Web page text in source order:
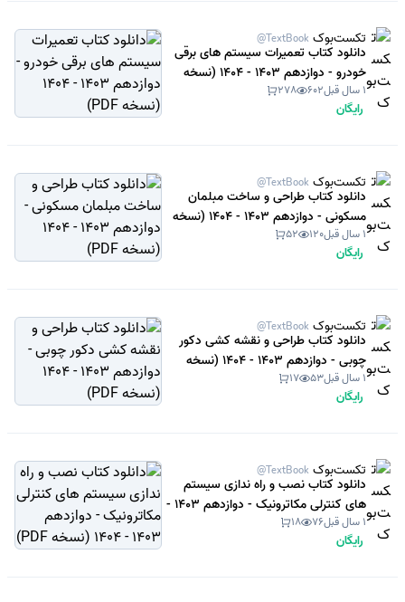
تکست‌بوک @TextBook
دانلود کتاب تعمیرات سیستم های برقی
خودرو - دوازدهم 1403 - 1404 (نسخه
PDF)1 سال قبل 602
278
رایگان
تکست‌بوک @TextBook
دانلود کتاب طراحی و ساخت مبلمان
مسکونی - دوازدهم 1403 - 1404 (نسخه
PDF)1 سال قبل 120
52
رایگان
تکست‌بوک @TextBook
دانلود کتاب طراحی و نقشه کشی دکور
چوبی - دوازدهم 1403 - 1404 (نسخه
PDF)1 سال قبل 53
17
رایگان
تکست‌بوک @TextBook
دانلود کتاب نصب و راه ندازی سیستم
های کنترلی مکاترونیک - دوازدهم 1403 -
1404 (نسخه PDF)1 سال قبل 76
18
رایگان